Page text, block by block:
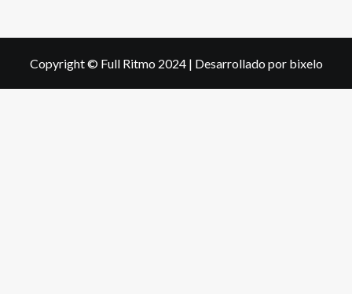
Copyright © Full Ritmo 2024 | Desarrollado por bixelo